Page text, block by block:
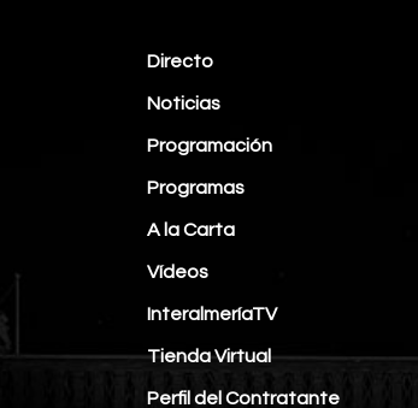
Directo
Noticias
Programación
Programas
A la Carta
Vídeos
InteralmeríaTV
Tienda Virtual
Perfil del Contratante